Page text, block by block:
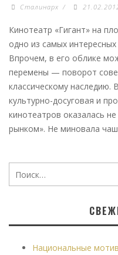
Сталинарх /
Кинотеатр «Гигант» на
одно из самых
Впрочем, в его облике
перемены — поворот
классическому наследию.
культурно-досуговая и
кинотеатров оказалась
рынком». Не миновала
Национальные